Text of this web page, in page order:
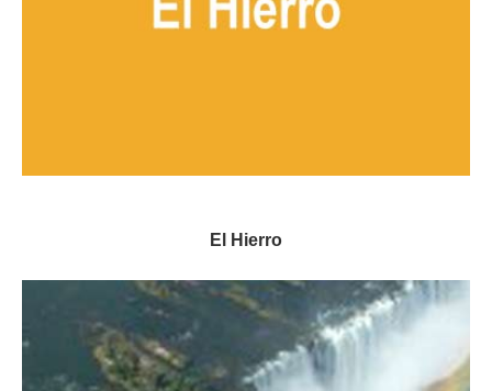
El Hierro